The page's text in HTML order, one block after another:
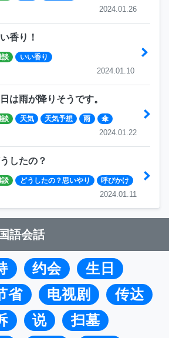
2024.01.26
香り！
談 いい香り
2024.01.10
は雨が降りそうです。
談 天気 天気予想 雨 傘
2024.01.22
したの？
談 どうしたの？思いやり 呼びかけ
2024.01.11
語会話
约会
生日
省 电视剧
传达
说
扫墓